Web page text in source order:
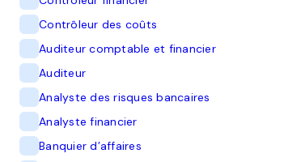
Contrôleur des coûts
Auditeur comptable et financier
Auditeur
Analyste des risques bancaires
Analyste financier
Banquier d’affaires